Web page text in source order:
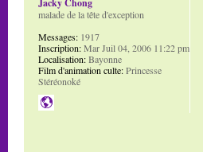
malade de la tête d'exception
Messages: 1917
Inscription:Mar Juil 04, 2006 11:22 pm
Localisation:Bayonne
Film d'animation culte:Princesse
Stéréonoké